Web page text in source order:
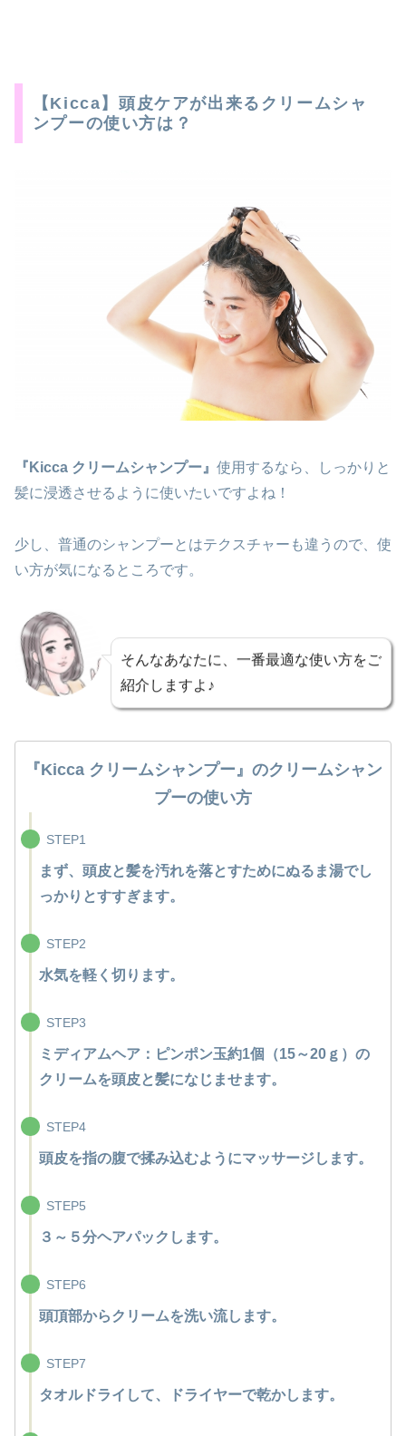
【Kicca】頭皮ケアが出来るクリームシャ
ンプーの使い方は？
『Kicca クリームシャンプー』 使用するなら、しっかりと
髪に浸透させるように使いたいですよね！
少し、普通のシャンプーとはテクスチャーも違うので、使
い方が気になるところです。
そんなあなたに、一番最適な使い方をご
紹介しますよ♪
『Kicca クリームシャンプー』のクリームシャン
プーの使い方
STEP1
まず、頭皮と髪を汚れを落とすためにぬるま湯でし
っかりとすすぎます。
STEP2
水気を軽く切ります。
STEP3
ミディアムヘア：ピンポン玉約1個（15～20ｇ）の
クリームを頭皮と髪になじませます。
STEP4
頭皮を指の腹で揉み込むようにマッサージします。
STEP5
３～５分ヘアパックします。
STEP6
頭頂部からクリームを洗い流します。
STEP7
タオルドライして、ドライヤーで乾かします。